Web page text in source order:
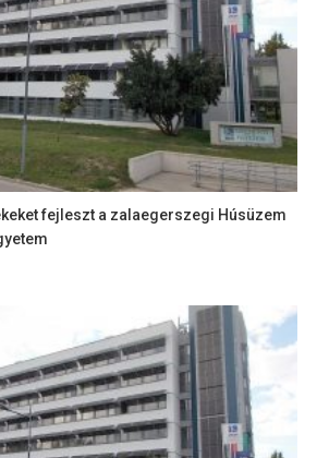
fejleszt a zalaegerszegi Húsüzem